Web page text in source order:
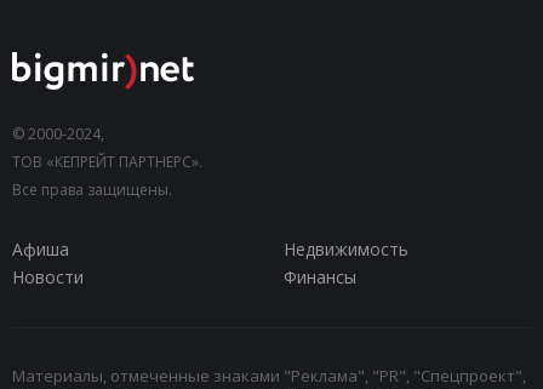
© 2000-2024,
ТОВ «КЕПРЕЙТ ПАРТНЕРС».
Все права защищены.
Афиша
Недвижимость
Новости
Финансы
Материалы, отмеченные знаками "Реклама", "PR", "Спецпроект",